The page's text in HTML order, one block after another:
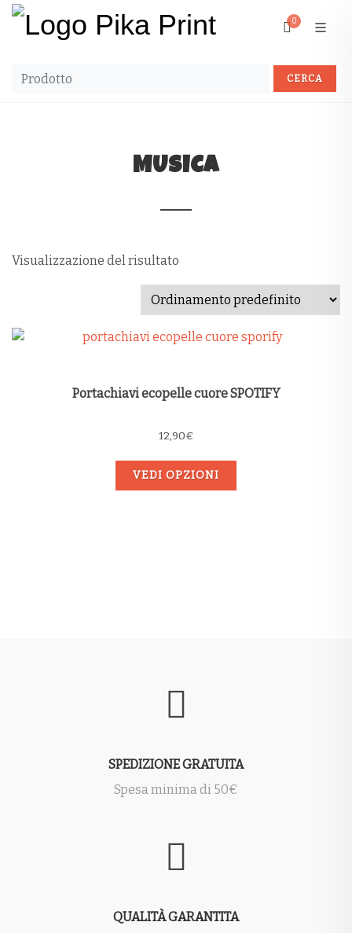
0
MUSICA
Visualizzazione del risultato
Portachiavi ecopelle cuore SPOTIFY
12,90€
VEDI OPZIONI
SPEDIZIONE GRATUITA
Spesa minima di 50€
QUALITÀ GARANTITA